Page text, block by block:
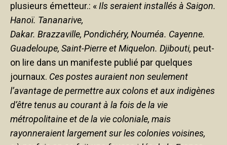
plusieurs émetteur.: «Ils seraient installés à Saigon.
Hanoï. Tananarive,
Dakar. Brazzaville, Pondichéry, Nouméa. Cayenne.
Guadeloupe, Saint-Pierre et Miquelon. Djibouti, peut-
on lire dans un manifeste publié par quelques
journaux. Ces postes auraient non seulement
l’avantage de permettre aux colons et aux indigènes
d’être tenus au courant à la fois de la vie
métropolitaine et de la vie coloniale, mais
rayonneraient largement sur les colonies voisines,